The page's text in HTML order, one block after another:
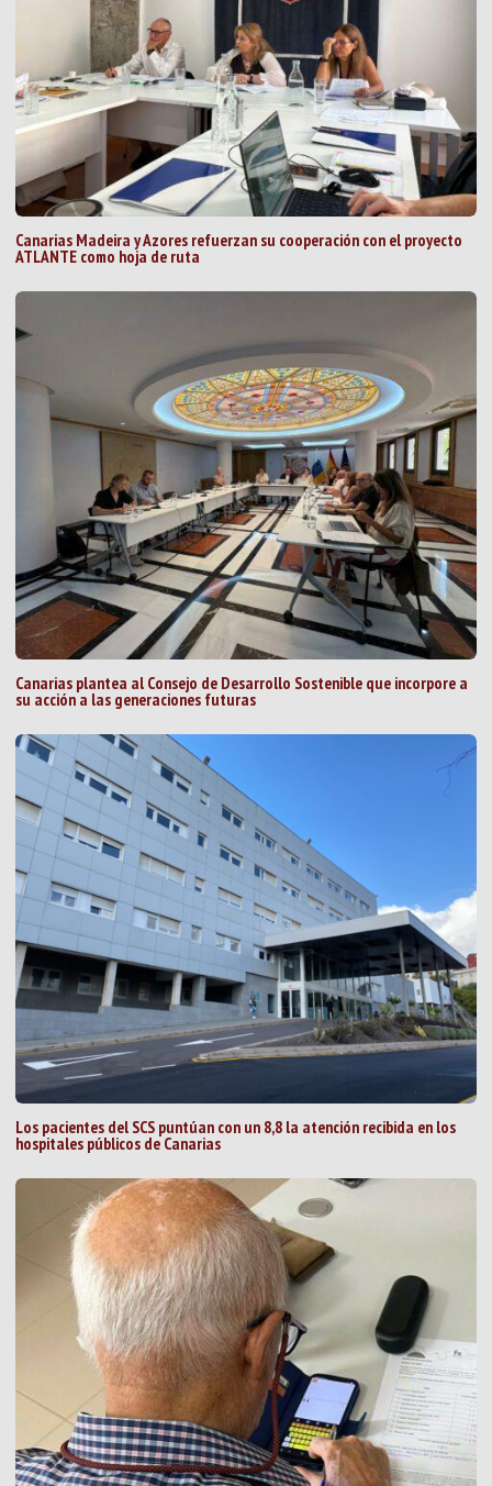
Canarias Madeira y Azores refuerzan su cooperación con el proyecto
ATLANTE como hoja de ruta
Canarias plantea al Consejo de Desarrollo Sostenible que incorpore a
su acción a las generaciones futuras
Los pacientes del SCS puntúan con un 8,8 la atención recibida en los
hospitales públicos de Canarias